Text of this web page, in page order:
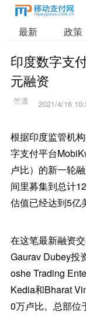
最新 政策
印度数字支
元融资
2021/4/16
根据印度监管机
字支付平台
卢比）的新一轮
间里募集到总计
估值已经达到5亿
在这笔最新融资
Gaurav Dubey投
oshe Trading
Kedia和Bharat
0万卢比。总部位